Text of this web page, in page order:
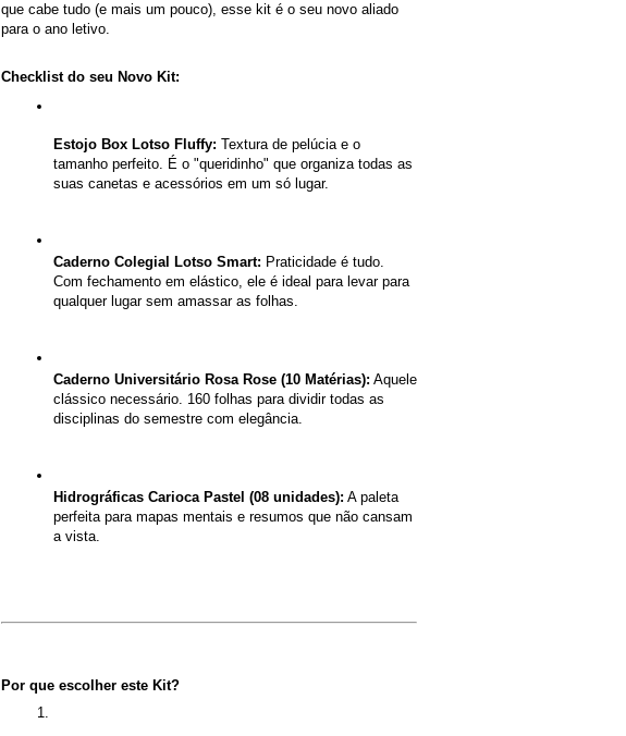
que cabe tudo (e mais um pouco), esse kit é o seu novo aliado
para o ano letivo.
Checklist do seu Novo Kit:
Estojo Box Lotso Fluffy: Textura de pelúcia e o
tamanho perfeito. É o "queridinho" que organiza todas as
suas canetas e acessórios em um só lugar.
Caderno Colegial Lotso Smart: Praticidade é tudo.
Com fechamento em elástico, ele é ideal para levar para
qualquer lugar sem amassar as folhas.
Caderno Universitário Rosa Rose (10 Matérias): Aquele
clássico necessário. 160 folhas para dividir todas as
disciplinas do semestre com elegância.
Hidrográficas Carioca Pastel (08 unidades): A paleta
perfeita para mapas mentais e resumos que não cansam
a vista.
Por que escolher este Kit?